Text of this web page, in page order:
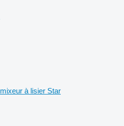
mixeur à lisier Star